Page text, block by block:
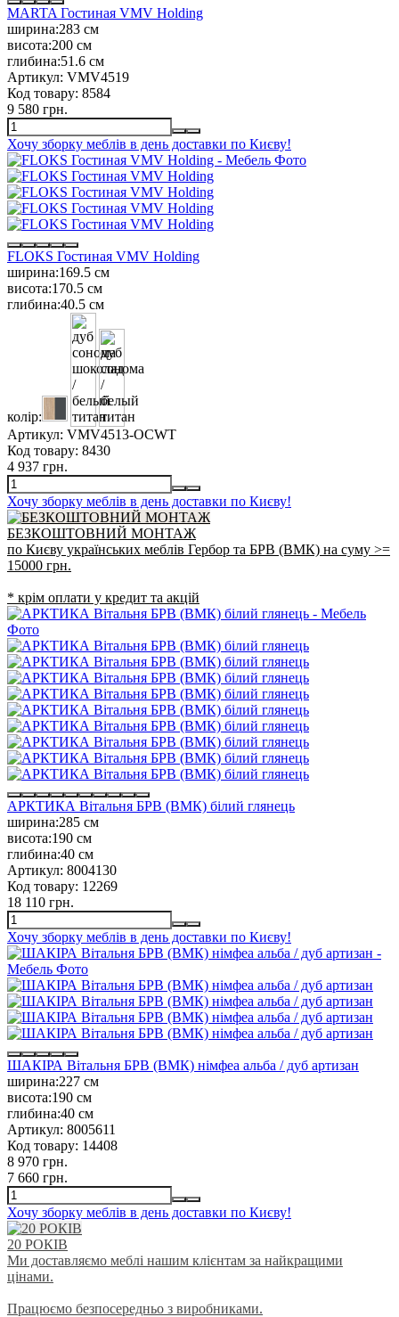
MARTA Гостиная VMV Holding
ширина:283 см
висота:200 см
глибина:51.6 см
Артикул: VMV4519
Код товару: 8584
9 580 грн.
Хочу зборку меблів в день доставки по Києву!
FLOKS Гостиная VMV Holding
ширина:169.5 см
висота:170.5 см
глибина:40.5 см
колір:
Артикул: VMV4513-OCWT
Код товару: 8430
4 937 грн.
Хочу зборку меблів в день доставки по Києву!
БЕЗКОШТОВНИЙ МОНТАЖ
по Києву українських меблів Гербор та БРВ (ВМК) на суму >=
15000 грн.
* крім оплати у кредит та акцій
АРКТИКА Вітальня БРВ (ВМК) білий глянець
ширина:285 см
висота:190 см
глибина:40 см
Артикул: 8004130
Код товару: 12269
18 110 грн.
Хочу зборку меблів в день доставки по Києву!
ШАКІРА Вітальня БРВ (ВМК) німфеа альба / дуб артизан
ширина:227 см
висота:190 см
глибина:40 см
Артикул: 8005611
Код товару: 14408
8 970 грн.
7 660 грн.
Хочу зборку меблів в день доставки по Києву!
20 РОКІВ
Ми доставляємо меблі нашим клієнтам за найкращими
цінами.
Працюємо безпосередньо з виробниками.